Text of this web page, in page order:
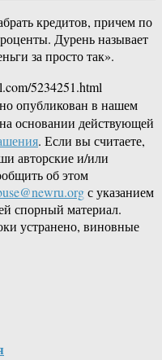
кредитов, причем по
Дурень называет
за просто так».
5234251.html
опубликован в нашем
на основании действующей
. Если вы считаете,
авторские и/или
об этом
с указанием
спорный материал.
устранено, виновные